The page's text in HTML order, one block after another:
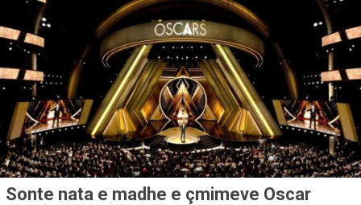
Sonte nata e madhe e çmimeve Oscar